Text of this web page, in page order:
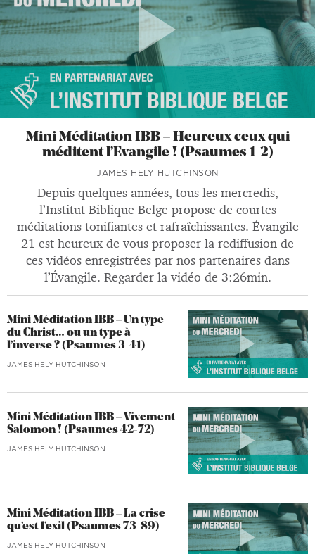
Mini Méditation IBB – Heureux ceux qui
méditent l’Evangile ! (Psaumes 1-2)
JAMES HELY HUTCHINSON
Depuis quelques années, tous les mercredis,
l’Institut Biblique Belge propose de courtes
méditations tonifiantes et rafraîchissantes. Évangile
21 est heureux de vous proposer la rediffusion de
ces vidéos enregistrées par nos partenaires dans
l’Évangile. Regarder la vidéo de 3:26min.
Mini Méditation IBB – Un type
du Christ… ou un type à
l’inverse ? (Psaumes 3-41)
JAMES HELY HUTCHINSON
Mini Méditation IBB – Vivement
Salomon ! (Psaumes 42-72)
JAMES HELY HUTCHINSON
Mini Méditation IBB – La crise
qu’est l’exil (Psaumes 73-89)
JAMES HELY HUTCHINSON